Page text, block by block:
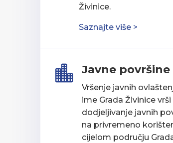
Živinice.
Saznajte više >
 Javne površine
Vršenje javnih
ime Grada Živinice vrši
dodjeljivanje javnih
na privremeno
cijelom području